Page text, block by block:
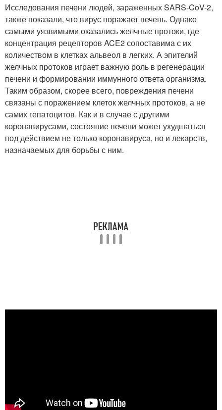
Исследования печени людей, зараженных SARS-CoV-2,
также показали, что вирус поражает печень. Однако
самыми уязвимыми оказались желчные протоки, где
концентрация рецепторов ACE2 сопоставима с их
количеством в клетках альвеол в легких. А эпителий
желчных протоков играет важную роль в регенерации
печени и формировании иммунного ответа организма.
Таким образом, скорее всего, повреждения печени
связаны с поражением клеток желчных протоков, а не
самих гепатоцитов. Как и в случае с другими
коронавирусами, состояние печени может ухудшаться
под действием не только коронавируса, но и лекарств,
назначаемых для борьбы с ним.